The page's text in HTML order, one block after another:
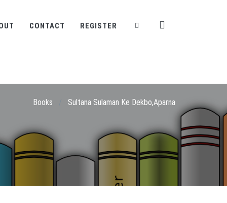
CONTACT REGISTER
Books Sultana Sulaman Ke Dekbo,Aparna